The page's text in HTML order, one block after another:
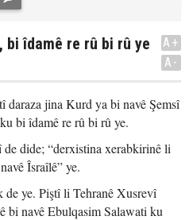
bi îdamê re rû bi rû ye
A+
A-
daraza jina Kurd ya bi navê Şemsî
bi îdamê re rû bi rû ye.
dide; “derxistina xerabkirinê li
Îsraîlê” ye.
ye. Piştî li Tehranê Xusrevî
bi navê Ebulqasim Salawati ku